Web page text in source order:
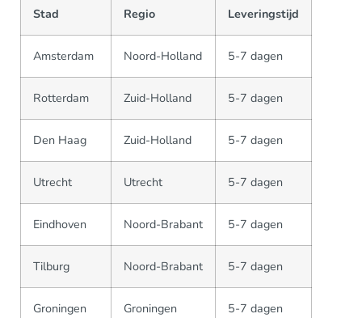
Stad Regio Leveringstijd
Amsterdam Noord-Holland 5-7 dagen
Rotterdam Zuid-Holland 5-7 dagen
Den Haag Zuid-Holland 5-7 dagen
Utrecht Utrecht 5-7 dagen
Eindhoven Noord-Brabant 5-7 dagen
Tilburg Noord-Brabant 5-7 dagen
Groningen Groningen 5-7 dagen